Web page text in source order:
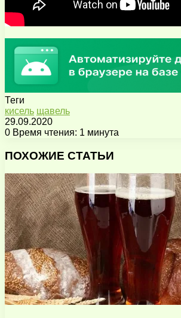
Теги
кисель щавель
29.09.2020
0 Время чтения: 1 минута
через
почту
ПОХОЖИЕ СТАТЬИ